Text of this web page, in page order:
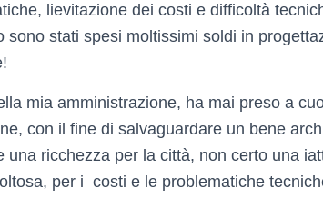
lievitazione dei costi e difficoltà
sono stati spesi moltissimi soldi in
mia amministrazione, ha mai preso a
con il fine di salvaguardare un bene
una ricchezza per la città, non certo una
per i costi e le problematiche